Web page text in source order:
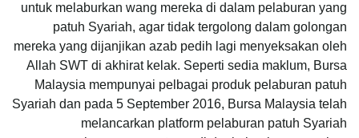
untuk melaburkan wang mereka di dalam pelaburan yang
patuh Syariah, agar tidak tergolong dalam golongan
mereka yang dijanjikan azab pedih lagi menyeksakan oleh
Allah SWT di akhirat kelak. Seperti sedia maklum, Bursa
Malaysia mempunyai pelbagai produk pelaburan patuh
Syariah dan pada 5 September 2016, Bursa Malaysia telah
melancarkan platform pelaburan patuh Syariah